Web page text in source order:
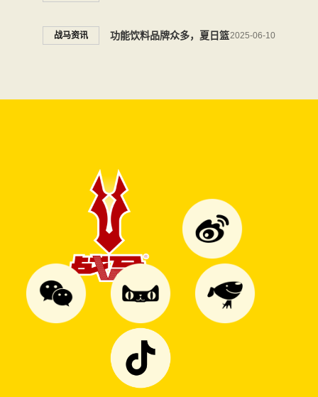
我选择给我满满能量的战马
战马资讯 功能饮料品牌众多，夏日篮2025-06-10